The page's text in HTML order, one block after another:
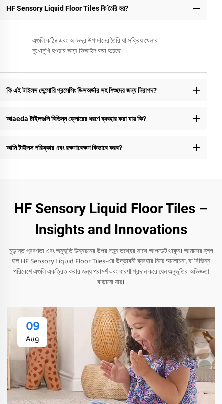
HF Sensory Liquid Floor Tiles কি তৈরি হয়?
এগুলি কঠিন এবং অ-ভদ্র উপাদানের তৈরি যা সক্রিয় খেলার
মুখোমুখি হওয়ার জন্য ডিজাইন করা হয়েছে।
কি এই টাইলস সেন্সোরি প্রসেসিং ডিসঅর্ডার সহ শিশুদের জন্য নিরাপদ?
আaeda টাইলগুলি বিভিন্ন ফ্লোরের ধরণে ব্যবহার করা যায় কি?
আমি টাইলস পরিষ্কার এবং রক্ষণাবেক্ষণ কিভাবে করব?
HF Sensory Liquid Floor Tiles –
Insights and Innovations
চূড়ান্ত প্রবণতা এবং অনুভূতি উন্নয়নের উপর নতুন তথ্যের সাথে আপডেট থাকুন। আমাদের ব্লগ
হ'ল HF Sensory Liquid Floor Tiles-এর উদ্ভাবনী ব্যবহার নিয়ে আলোচনা, যা বিভিন্ন
পরিবেশে এগুলি একত্রিত করার জন্য পরামর্শ এবং ধারণা প্রদান করে যেন অনুভূতির অভিজ্ঞতা
বাড়ানো যায়।
09
Aug